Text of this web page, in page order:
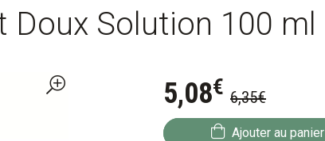
Solution 100 ml
5,08€ 6,35€
Ajouter au panier